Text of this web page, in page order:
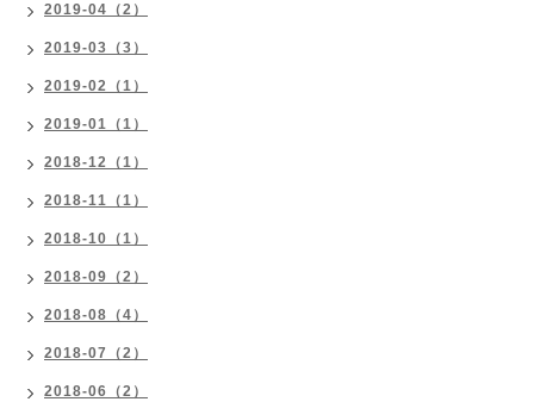
2019-04（2）
2019-03（3）
2019-02（1）
2019-01（1）
2018-12（1）
2018-11（1）
2018-10（1）
2018-09（2）
2018-08（4）
2018-07（2）
2018-06（2）